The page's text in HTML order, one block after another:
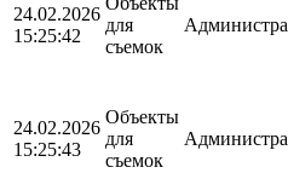
24.02.2026
15:25:42
для
съемок
24.02.2026
15:25:43
Объекты
для
съемок